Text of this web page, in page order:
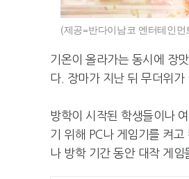
(제공=반다이남코 엔터테인
기온이 올라가는 동시에 장
다. 장마가 지난 뒤 무더위가
방학이 시작된 학생들이나
기 위해 PC나 게임기를 켜
나 방학 기간 동안 대작 게임